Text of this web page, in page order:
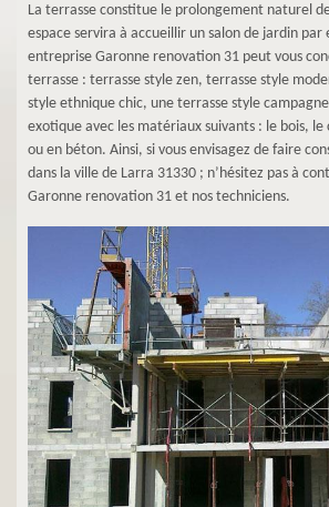
La terrasse constitue le prolongement naturel
espace servira à accueillir un salon de jardin
entreprise Garonne renovation 31 peut vous
terrasse : terrasse style zen, terrasse style
style ethnique chic, une terrasse style
exotique avec les matériaux suivants : le bois,
ou en béton. Ainsi, si vous envisagez de faire
dans la ville de Larra 31330 ; n’hésitez pas à
Garonne renovation 31 et nos techniciens.